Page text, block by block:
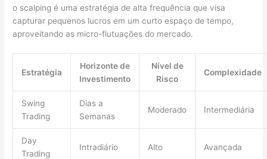
o scalping é uma estratégia de alta frequência que visa
capturar pequenos lucros em um curto espaço de tempo,
aproveitando as micro-flutuações do mercado.
Estratégia
Horizonte de
Investimento
Nível de
Risco
Complexidade
Swing
Trading
Dias a
Semanas
Moderado Intermediária
Day
Trading
Intradiário Alto Avançada